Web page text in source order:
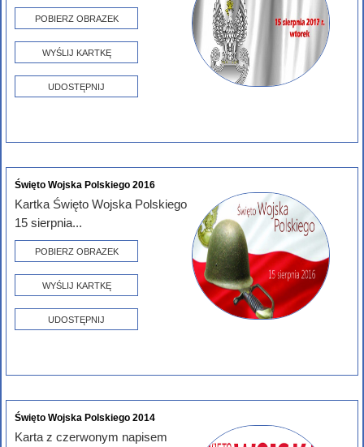
POBIERZ OBRAZEK
WYŚLIJ KARTKĘ
UDOSTĘPNIJ
Święto Wojska Polskiego 2016
Kartka Święto Wojska Polskiego
15 sierpnia...
POBIERZ OBRAZEK
WYŚLIJ KARTKĘ
UDOSTĘPNIJ
Święto Wojska Polskiego 2014
Karta z czerwonym napisem